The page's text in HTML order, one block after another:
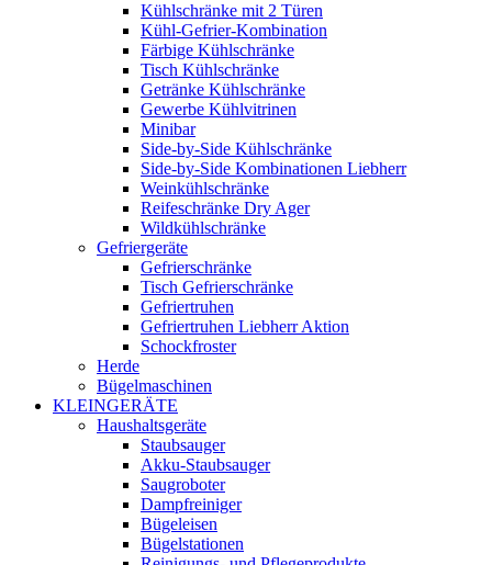
Kühlschränke mit 2 Türen
Kühl-Gefrier-Kombination
Färbige Kühlschränke
Tisch Kühlschränke
Getränke Kühlschränke
Gewerbe Kühlvitrinen
Minibar
Side-by-Side Kühlschränke
Side-by-Side Kombinationen Liebherr
Weinkühlschränke
Reifeschränke Dry Ager
Wildkühlschränke
Gefriergeräte
Gefrierschränke
Tisch Gefrierschränke
Gefriertruhen
Gefriertruhen Liebherr Aktion
Schockfroster
Herde
Bügelmaschinen
KLEINGERÄTE
Haushaltsgeräte
Staubsauger
Akku-Staubsauger
Saugroboter
Dampfreiniger
Bügeleisen
Bügelstationen